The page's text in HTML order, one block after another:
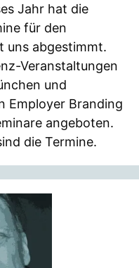
Jahr hat die
für den
uns abgestimmt.
Veranstaltungen
und
Employer Branding
angeboten.
die Termine.